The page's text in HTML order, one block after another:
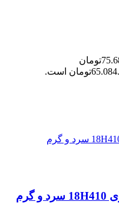
قیمت اصلی 75.680.000تومان